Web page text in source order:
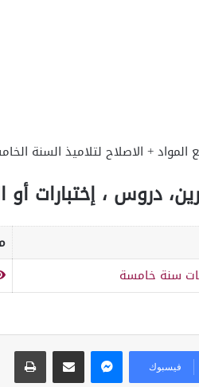
+ الاصلاح لتلاميذ السنة
دروس ، إختبارات أو
سنة خامسة
فيسبوك